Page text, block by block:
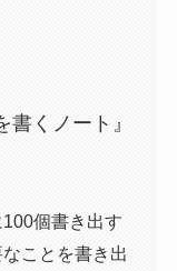
書くノート』
個書き出す
ことを書き出